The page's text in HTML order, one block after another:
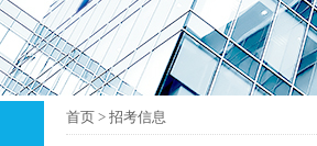
首页 > 招考信息